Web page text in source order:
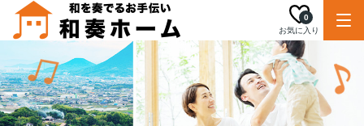
お気に入り
0